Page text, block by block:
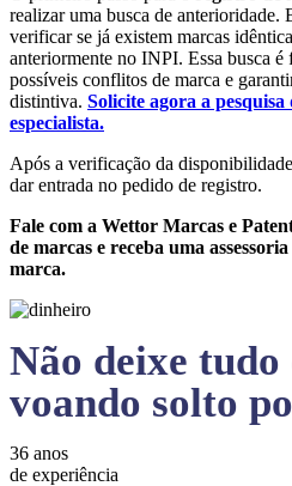
realizar uma busca de anterioridade.
verificar se já existem marcas
anteriormente no INPI. Essa busca é
possíveis conflitos de marca e
distintiva. Solicite agora a
especialista.
Após a verificação da
dar entrada no pedido de registro.
Fale com a Wettor Marcas e
de marcas e receba uma
marca.
Não deixe
voando solto
36 anos
de experiência